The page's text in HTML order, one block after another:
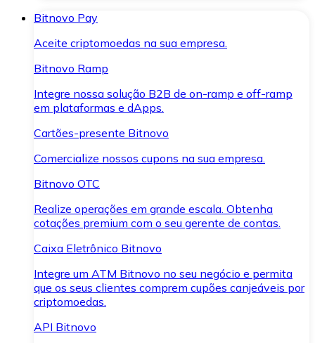
Bitnovo Pay
Aceite criptomoedas na sua empresa.
Bitnovo Ramp
Integre nossa solução B2B de on-ramp e off-ramp
em plataformas e dApps.
Cartões-presente Bitnovo
Comercialize nossos cupons na sua empresa.
Bitnovo OTC
Realize operações em grande escala. Obtenha
cotações premium com o seu gerente de contas.
Caixa Eletrônico Bitnovo
Integre um ATM Bitnovo no seu negócio e permita
que os seus clientes comprem cupões canjeáveis por
criptomoedas.
API Bitnovo